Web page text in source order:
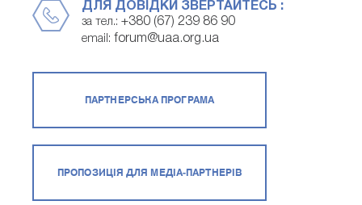
ДЛЯ ДОВІДКИ ЗВЕРТАЙТЕСЬ :
за тел.: +380 (67) 239 86 90
email: forum@uaa.org.ua
ПАРТНЕРСЬКА ПРОГРАМА
ПРОПОЗИЦІЯ ДЛЯ МЕДІА-ПАРТНЕРІВ